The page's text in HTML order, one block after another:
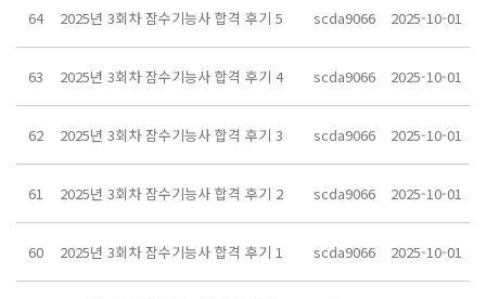
64 2025년 3회차 잠수기능사 합격 후기 5 scda9066 2025-10-01
63 2025년 3회차 잠수기능사 합격 후기 4 scda9066 2025-10-01
62 2025년 3회차 잠수기능사 합격 후기 3 scda9066 2025-10-01
61 2025년 3회차 잠수기능사 합격 후기 2 scda9066 2025-10-01
60 2025년 3회차 잠수기능사 합격 후기 1 scda9066 2025-10-01